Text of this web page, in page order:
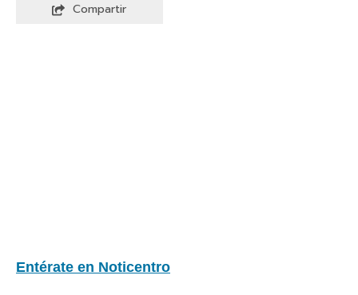
Compartir
Entérate en Noticentro